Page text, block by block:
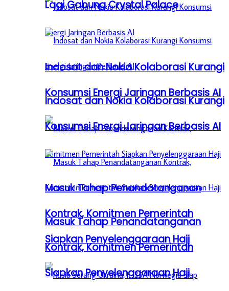
Indosat dan Nokia Kolaborasi Kurangi
Konsumsi Energi Jaringan Berbasis AI
Masuk Tahap Penandatanganan
Kontrak, Komitmen Pemerintah
Siapkan Penyelenggaraan Haji
Lagi Gabung Crystal Palace
Indosat dan Nokia Kolaborasi Kurangi
Konsumsi Energi Jaringan Berbasis AI
Masuk Tahap Penandatanganan
Kontrak, Komitmen Pemerintah
Siapkan Penyelenggaraan Haji